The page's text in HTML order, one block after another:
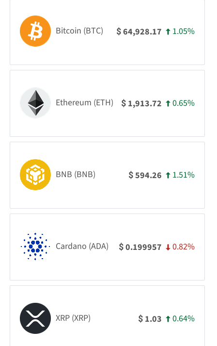
Bitcoin (BTC) $64,928.17 1.05%
Ethereum (ETH) $ 1,913.72 0.65%
BNB (BNB) $594.26 1.51%
Cardano (ADA) $0.199957 0.82%
XRP (XRP) $ 1.03 0.64%